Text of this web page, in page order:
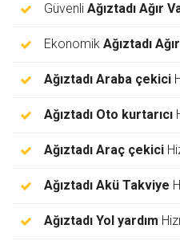
Güvenli Ağıztadı Ağır
Ekonomik Ağıztadı
Ağıztadı Araba çekici
Ağıztadı Oto kurtarıcı
Ağıztadı Araç çekici
Ağıztadı Akü Takviye
Ağıztadı Yol yardım